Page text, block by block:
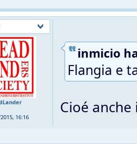
16:16
inmicio
Flangia e
Cioé